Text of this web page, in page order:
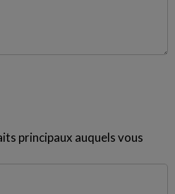
principaux auquels vous